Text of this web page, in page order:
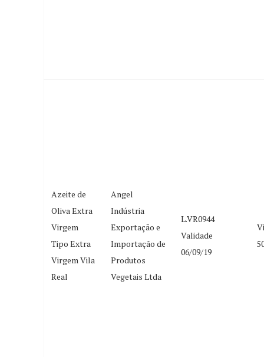
Azeite de
Oliva Extra
Virgem
Tipo Extra
Virgem Vila
Real
Angel
Indústria
Exportação e
Importação de
Produtos
Vegetais Ltda
L.VR0944
Validade
06/09/19